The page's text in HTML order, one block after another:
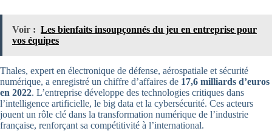
Voir : Les bienfaits insoupçonnés du jeu en entreprise pour
vos équipes
Thales, expert en électronique de défense, aérospatiale et sécurité
numérique, a enregistré un chiffre d’affaires de 17,6 milliards d’euros
en 2022. L’entreprise développe des technologies critiques dans
l’intelligence artificielle, le big data et la cybersécurité. Ces acteurs
jouent un rôle clé dans la transformation numérique de l’industrie
française, renforçant sa compétitivité à l’international.